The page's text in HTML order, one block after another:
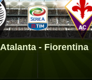
- Fiorentina